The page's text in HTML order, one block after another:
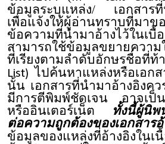
ข้อมูลระบุแหล่ง/ เอกสารที่
เพื่อแจ้งให้ผู้อ่านทราบที่มาข
ข้อความที่นำมาอ้างไว้ในเ
สามารถใช้ข้อมูลขยายความ
ที่เรียงตามลำดับอักษรชื่อที่ท้
List) ไปค้นหาแหล่งหรือเอก
นั้น เอกสารที่นำมาอ้างอิงค
มีการตีพิมพ์ชัดเจน อาจเป็
หรืออินเตอร์เน็ต
ทั้งนี้ผู้นิพ
ต่อความถูกต้องของเอกสาร
ข้อมูลของแหล่งที่อ้างอิงในเ